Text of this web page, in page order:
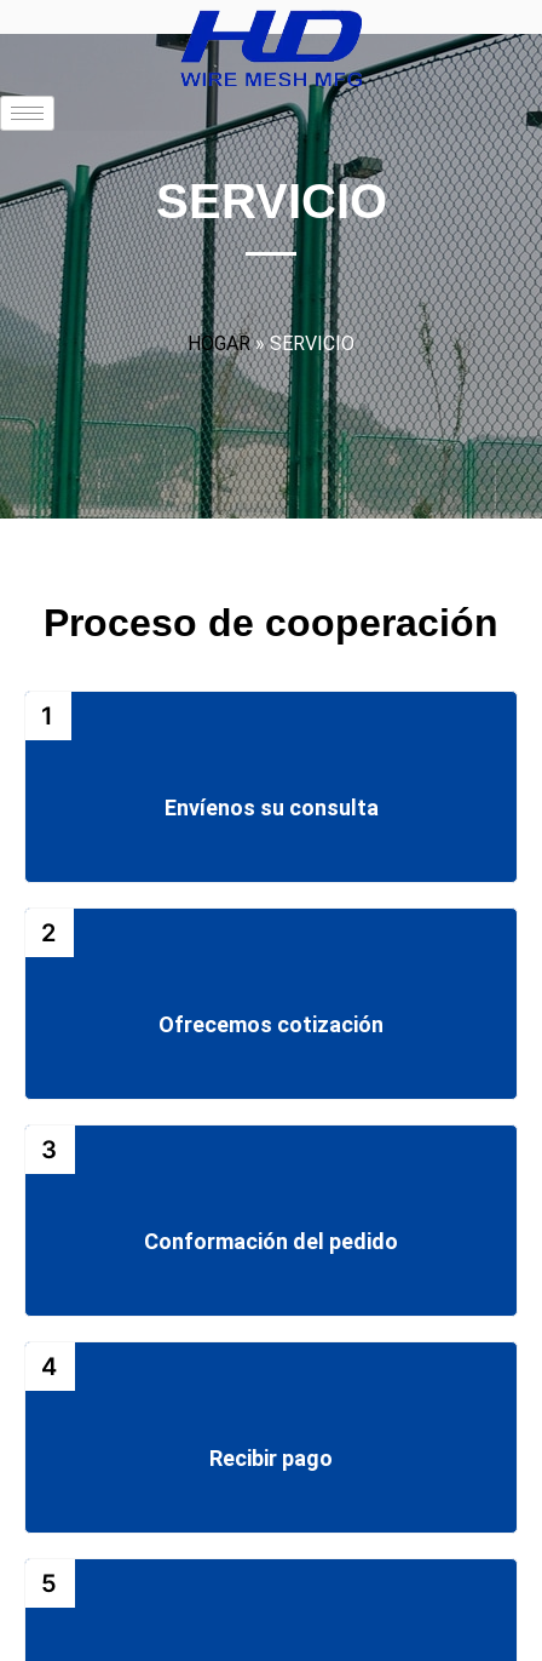
SERVICIO
HOGAR»SERVICIO
Proceso de cooperación
Envíenos su consulta
1
Ofrecemos cotización
2
Conformación del pedido
3
Recibir pago
4
5